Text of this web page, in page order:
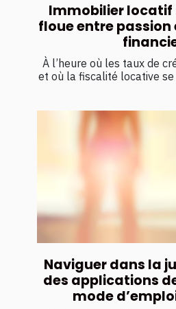
Immobilier locatif
floue entre
À l’heure où les taux de
et où la fiscalité locative
Naviguer dans la
des applications
mode